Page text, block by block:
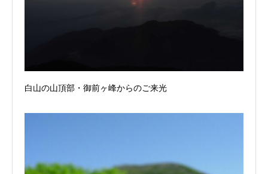
白山の山頂部・御前ヶ峰からのご来光